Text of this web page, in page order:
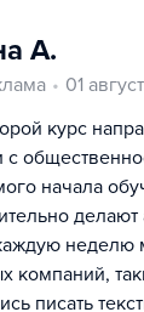
А.
01
курс
с
начала
делают
неделю
компаний,
писать